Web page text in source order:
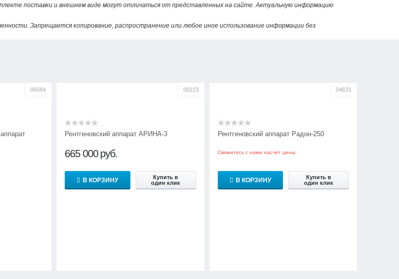
поставки и внешнем виде могут отличаться от представленных на сайте. Актуальную информацию
Запрещается копирование, распространение или любое иное использование информации без
06584 00223
Рентгеновский аппарат АРИНА-3
665 000 руб.
В КОРЗИНУ
Купить в
один клик
04631
Рентгеновский аппарат Радон-250
Свяжитесь с нами насчёт цены
В КОРЗИНУ
Купить в
один клик